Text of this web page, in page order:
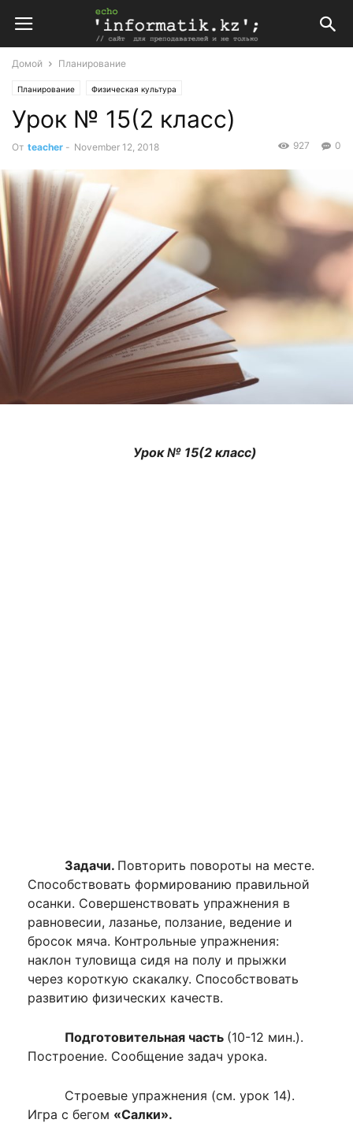
Домой Планирование
Планирование Физическая культура
Поурочные планы по физической культуре 2 класс
Урок № 15(2 класс)
От teacher - November 12, 2018 0
927
Урок № 15(2 класс)
Задачи. Повторить повороты на месте.
Способствовать формированию правиль­ной
осанки. Совершенствовать упражне­ния в
равновесии, лазанье, ползание, ве­дение и
бросок мяча. Контрольные уп­ражнения:
наклон туловища сидя на полу и прыжки
через короткую скакалку. Спо­собствовать
развитию физических качеств.
Подготовительная часть (10-12 мин.).
Построение. Сообщение задач урока.
Строевые упражнения (см. урок 14).
Игра с бегом «Салки».